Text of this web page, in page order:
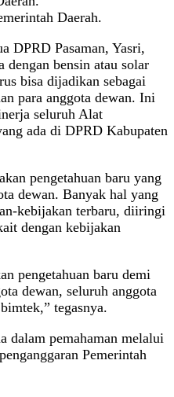
Daerah.
DPRD Pasaman, Yasri,
dengan bensin atau solar
bisa dijadikan sebagai
para anggota dewan. Ini
seluruh Alat
ada di DPRD Kabupaten
pengetahuan baru yang
dewan. Banyak hal yang
kebijakan terbaru, diiringi
dengan kebijakan
pengetahuan baru demi
dewan, seluruh anggota
tegasnya.
dalam pemahaman melalui
Pemerintah